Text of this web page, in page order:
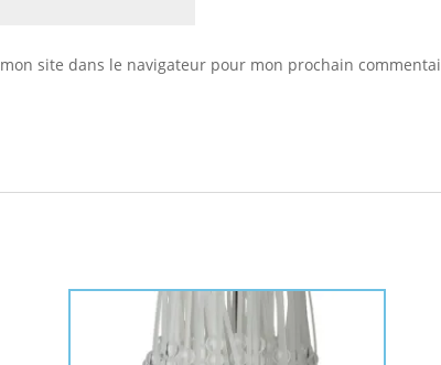
site dans le navigateur pour mon prochain